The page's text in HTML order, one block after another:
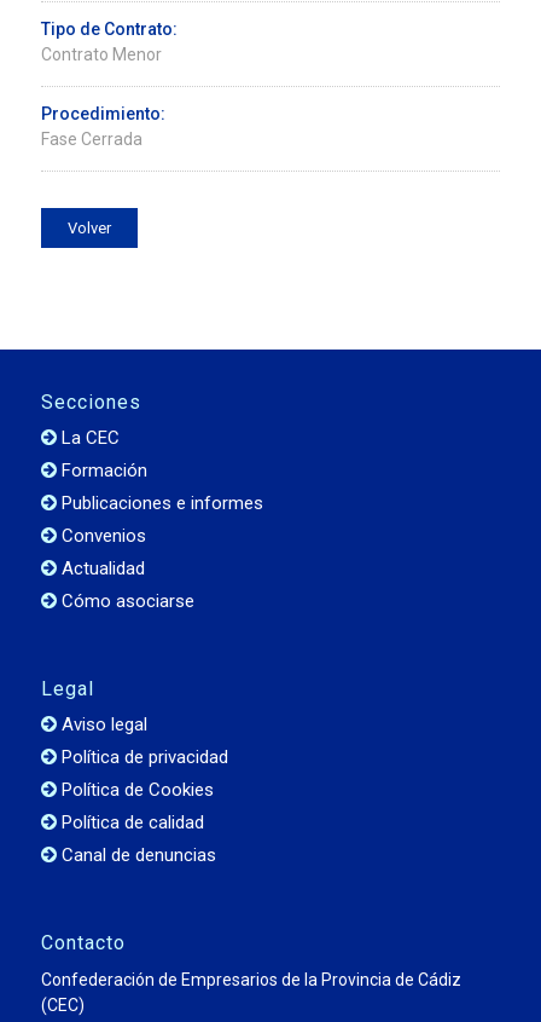
Tipo de Contrato:
Contrato Menor
Procedimiento:
Fase Cerrada
Volver
Secciones
La CEC
Formación
Publicaciones e informes
Convenios
Actualidad
Cómo asociarse
Legal
Aviso legal
Política de privacidad
Política de Cookies
Política de calidad
Canal de denuncias
Contacto
Confederación de Empresarios de la Provincia de Cádiz
(CEC)